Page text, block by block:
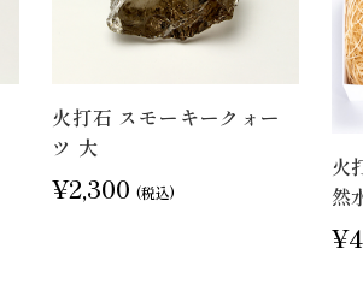
火打石 スモーキークォー
ツ 大
¥2,300 (税込)
火
然